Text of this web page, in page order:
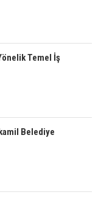
Temel İş
Belediye